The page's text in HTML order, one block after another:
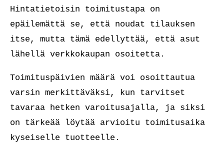
Hintatietoisin toimitustapa on
epäilemättä se, että noudat tilauksen
itse, mutta tämä edellyttää, että asut
lähellä verkkokaupan osoitetta.
Toimituspäivien määrä voi osoittautua
varsin merkittäväksi, kun tarvitset
tavaraa hetken varoitusajalla, ja siksi
on tärkeää löytää arvioitu toimitusaika
kyseiselle tuotteelle.